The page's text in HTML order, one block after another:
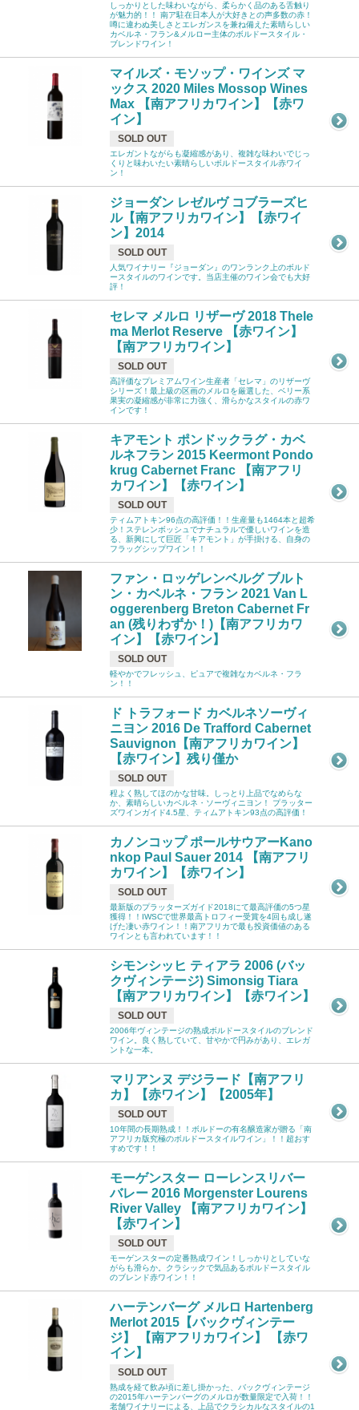
しっかりとした味わいながら、柔らかく品のある舌触り
が魅力的！！ 南ア駐在日本人が大好きとの声多数の赤！
噂に違わぬ美しさとエレガンスを兼ね備えた素晴らしい
カベルネ・フラン&メルロー主体のボルドースタイル・
ブレンドワイン！
マイルズ・モソップ・ワインズ マ
ックス 2020 Miles Mossop Wines
Max 【南アフリカワイン】【赤ワ
イン】
SOLD OUT
エレガントながらも凝縮感があり、複雑な味わいでじっ
くりと味わいたい素晴らしいボルドースタイル赤ワイ
ン！
ジョーダン レゼルヴ コブラーズヒ
ル【南アフリカワイン】【赤ワイ
ン】2014
SOLD OUT
人気ワイナリー『ジョーダン』のワンランク上のボルド
ースタイルのワインです。当店主催のワイン会でも大好
評！
セレマ メルロ リザーヴ 2018 Thele
ma Merlot Reserve 【赤ワイン】
【南アフリカワイン】
SOLD OUT
高評価なプレミアムワイン生産者「セレマ」のリザーヴ
シリーズ！最上級の区画のメルロを厳選した、ベリー系
果実の凝縮感が非常に力強く、滑らかなスタイルの赤ワ
インです！
キアモント ポンドックラグ・カベ
ルネフラン 2015 Keermont Pondo
krug Cabernet Franc 【南アフリ
カワイン】【赤ワイン】
SOLD OUT
ティムアトキン96点の高評価！！生産量も1464本と超希
少！ステレンボッシュでナチュラルで優しいワインを造
る、新興にして巨匠「キアモント」が手掛ける、自身の
フラッグシップワイン！！
ファン・ロッゲレンベルグ ブルト
ン・カベルネ・フラン 2021 Van L
oggerenberg Breton Cabernet Fr
an (残りわずか！)【南アフリカワ
イン】【赤ワイン】
SOLD OUT
軽やかでフレッシュ、ピュアで複雑なカベルネ・フラ
ン！！
ド トラフォード カベルネソーヴィ
ニヨン 2016 De Trafford Cabernet
Sauvignon【南アフリカワイン】
【赤ワイン】残り僅か
SOLD OUT
程よく熟してほのかな甘味。しっとり上品でなめらな
か、素晴らしいカベルネ・ソーヴィニヨン！ プラッター
ズワインガイド4.5星、ティムアトキン93点の高評価！
カノンコップ ポールサウアーKano
nkop Paul Sauer 2014 【南アフリ
カワイン】【赤ワイン】
SOLD OUT
最新版のプラッターズガイド2018にて最高評価の5つ星
獲得！！IWSCで世界最高トロフィー受賞を4回も成し遂
げた凄い赤ワイン！！南アフリカで最も投資価値のある
ワインとも言われています！！
シモンシッヒ ティアラ 2006 (バッ
クヴィンテージ) Simonsig Tiara
【南アフリカワイン】【赤ワイン】
SOLD OUT
2006年ヴィンテージの熟成ボルドースタイルのブレンド
ワイン。良く熟していて、甘やかで円みがあり、エレガ
ントな一本。
マリアンヌ デジラード【南アフリ
カ】【赤ワイン】【2005年】
SOLD OUT
10年間の長期熟成！！ボルドーの有名醸造家が贈る「南
アフリカ版究極のボルドースタイルワイン」！！超おす
すめです！！
モーゲンスター ローレンスリバー
バレー 2016 Morgenster Lourens
River Valley 【南アフリカワイン】
【赤ワイン】
SOLD OUT
モーゲンスターの定番熟成ワイン！しっかりとしていな
がらも滑らか。クラシックで気品あるボルドースタイル
のブレンド赤ワイン！！
ハーテンバーグ メルロ Hartenberg
Merlot 2015【バックヴィンテー
ジ】 【南アフリカワイン】 【赤ワ
イン】
SOLD OUT
熟成を経て飲み頃に差し掛かった、バックヴィンテージ
の2015年ハーテンバーグのメルロが数量限定で入荷！！
老舗ワイナリーによる、上品でクラシカルなスタイルの1